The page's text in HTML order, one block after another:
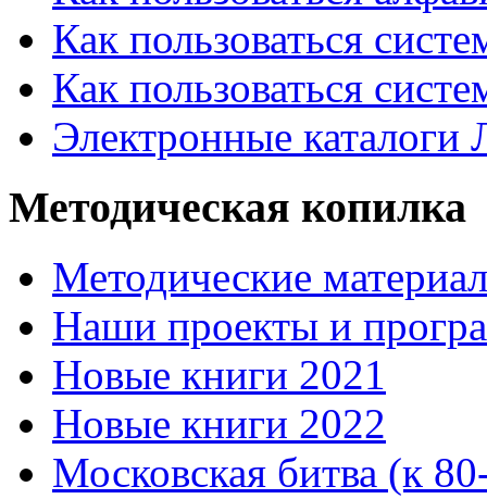
Как пользоваться
Как пользоваться
Электронные
Методическая копилка
Методические
Наши проекты и
Новые книги 2021
Новые книги 2022
Московская битва (к